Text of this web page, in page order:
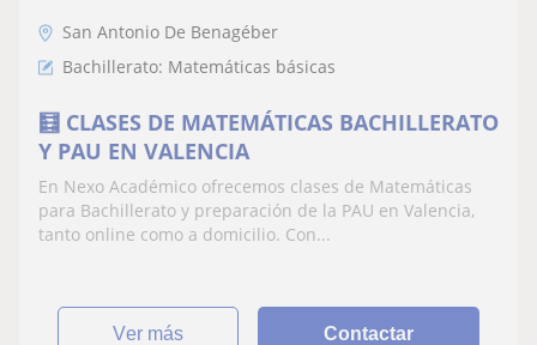
San Antonio De Benagéber
Bachillerato: Matemáticas básicas
🧮 CLASES DE MATEMÁTICAS BACHILLERATO
Y PAU EN VALENCIA
En Nexo Académico ofrecemos clases de Matemáticas
para Bachillerato y preparación de la PAU en Valencia,
tanto online como a domicilio. Con...
ver más Contactar